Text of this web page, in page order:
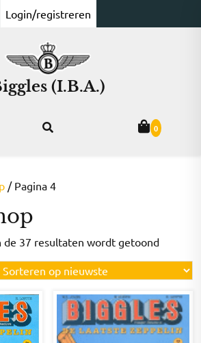
Login/registreren
(I.B.A.)
0
/ Pagina 4
de 37 resultaten wordt getoond
op